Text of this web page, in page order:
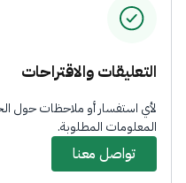
التعليقات والاقتراحات
لأي استفسار أو ملاحظات حول
المعلومات المطلوبة.
تواصل معنا